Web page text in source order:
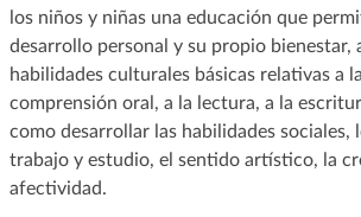
los niños y niñas una educación que
desarrollo personal y su propio bienestar,
habilidades culturales básicas relativas a
comprensión oral, a la lectura, a la
como desarrollar las habilidades sociales,
trabajo y estudio, el sentido artístico, la
afectividad.